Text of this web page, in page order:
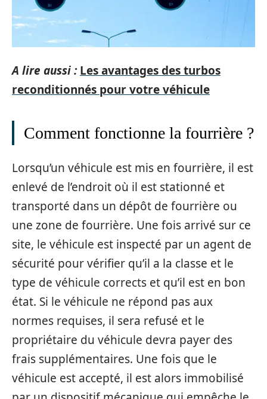
A lire aussi : Les avantages des turbos
reconditionnés pour votre véhicule
Comment fonctionne la fourrière ?
Lorsqu’un véhicule est mis en fourrière, il est
enlevé de l’endroit où il est stationné et
transporté dans un dépôt de fourrière ou
une zone de fourrière. Une fois arrivé sur ce
site, le véhicule est inspecté par un agent de
sécurité pour vérifier qu’il a la classe et le
type de véhicule corrects et qu’il est en bon
état. Si le véhicule ne répond pas aux
normes requises, il sera refusé et le
propriétaire du véhicule devra payer des
frais supplémentaires. Une fois que le
véhicule est accepté, il est alors immobilisé